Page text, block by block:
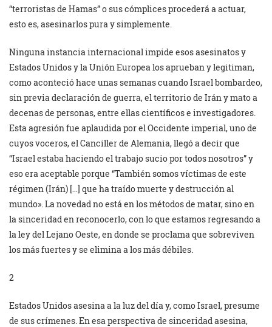
“terroristas de Hamas” o sus cómplices procederá a actuar,
esto es, asesinarlos pura y simplemente.
Ninguna instancia internacional impide esos asesinatos y
Estados Unidos y la Unión Europea los aprueban y legitiman,
como aconteció hace unas semanas cuando Israel bombardeo,
sin previa declaración de guerra, el territorio de Irán y mato a
decenas de personas, entre ellas científicos e investigadores.
Esta agresión fue aplaudida por el Occidente imperial, uno de
cuyos voceros, el Canciller de Alemania, llegó a decir que
“Israel estaba haciendo el trabajo sucio por todos nosotros” y
eso era aceptable porque “También somos víctimas de este
régimen (Irán) […] que ha traído muerte y destrucción al
mundo». La novedad no está en los métodos de matar, sino en
la sinceridad en reconocerlo, con lo que estamos regresando a
la ley del Lejano Oeste, en donde se proclama que sobreviven
los más fuertes y se elimina a los más débiles.
2
Estados Unidos asesina a la luz del día y, como Israel, presume
de sus crímenes. En esa perspectiva de sinceridad asesina,